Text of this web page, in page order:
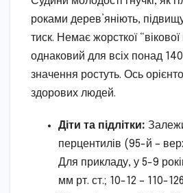
роками дерев’яніють,
тиск. Немає жорсткої
однаковий для всіх понад
значення ростуть. Ось
здорових людей.
Діти та підлітки:
перцентилів (95-й –
Для прикладу, у 5-9
мм рт. ст.; 10-12 – 110-